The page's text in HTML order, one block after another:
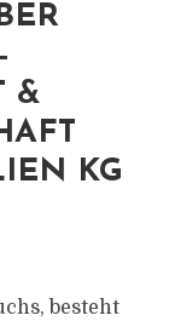
&
KG
besteht